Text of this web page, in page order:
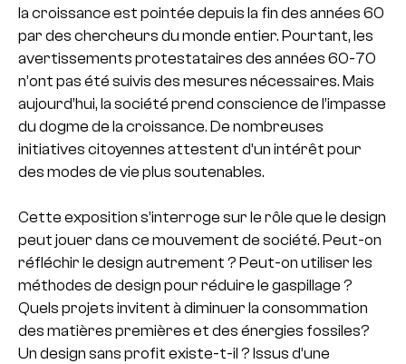
la croissance est pointée depuis la fin des années 60
par des chercheurs du monde entier. Pourtant, les
avertissements protestataires des années 60-70
n’ont pas été suivis des mesures nécessaires. Mais
aujourd’hui, la société prend conscience de l’impasse
du dogme de la croissance. De nombreuses
initiatives citoyennes attestent d’un intérêt pour
des modes de vie plus soutenables.
Cette exposition s’interroge sur le rôle que le design
peut jouer dans ce mouvement de société. Peut-on
réfléchir le design autrement ? Peut-on utiliser les
méthodes de design pour réduire le gaspillage ?
Quels projets invitent à diminuer la consommation
des matières premières et des énergies fossiles?
Un design sans profit existe-t-il ? Issus d’une